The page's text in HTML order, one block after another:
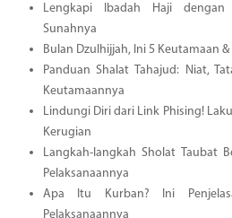
Lengkapi Ibadah Haji
Sunahnya
Bulan Dzulhijjah, Ini 5 Keutamaan
Panduan Shalat Tahajud: Niat,
Keutamaannya
Lindungi Diri dari Link Phising!
Kerugian
Langkah-langkah Sholat Taubat
Pelaksanaannya
Apa Itu Kurban? Ini
Pelaksanaannya